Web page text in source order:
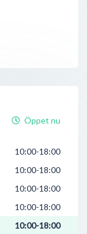
Öppet nu
10:00-18:00
10:00-18:00
10:00-18:00
10:00-18:00
10:00-18:00